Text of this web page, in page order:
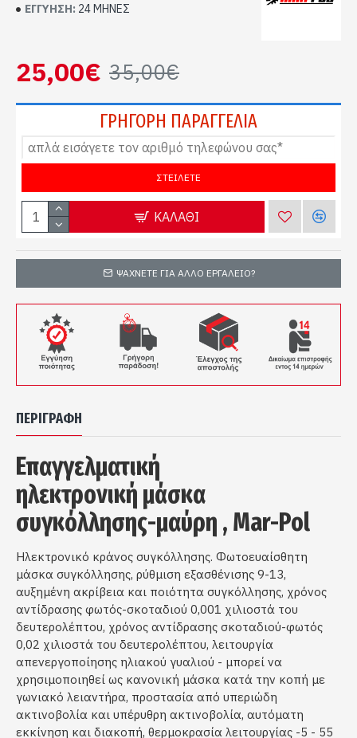
ΕΓΓΎΗΣΗ: 24 ΜΗΝΕΣ
35,00€
25,00€
ΓΡΗΓΟΡΗ ΠΑΡΑΓΓΕΛΙΑ
ΚΑΛΆΘΙ
ΨΆΧΝΕΤΕ ΓΙΑ ΆΛΛΟ ΕΡΓΑΛΕΊΟ?
ΠΕΡΙΓΡΑΦΉ
Επαγγελματική
ηλεκτρονική μάσκα
συγκόλλησης-μαύρη , Mar-Pol
Ηλεκτρονικό κράνος συγκόλλησης. Φωτοευαίσθητη
μάσκα συγκόλλησης, ρύθμιση εξασθένισης 9-13,
αυξημένη ακρίβεια και ποιότητα συγκόλλησης, χρόνος
αντίδρασης φωτός-σκοταδιού 0,001 χιλιοστά του
δευτερολέπτου, χρόνος αντίδρασης σκοταδιού-φωτός
0,02 χιλιοστά του δευτερολέπτου, λειτουργία
απενεργοποίησης ηλιακού γυαλιού - μπορεί να
χρησιμοποιηθεί ως κανονική μάσκα κατά την κοπή με
γωνιακό λειαντήρα, προστασία από υπεριώδη
ακτινοβολία και υπέρυθρη ακτινοβολία, αυτόματη
εκκίνηση και διακοπή, θερμοκρασία λειτουργίας -5 - 55